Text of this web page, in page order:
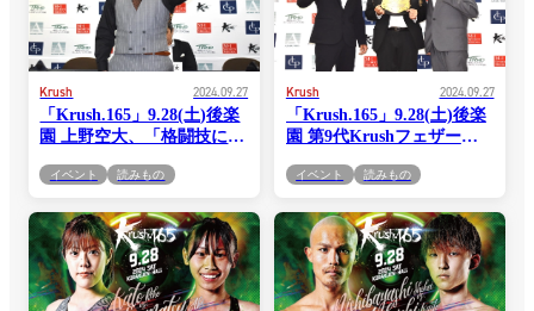
Krush 2024.09.27
「Krush.165」9.28(土)後楽
園 上野空大、「格闘技に
けど、今の自分は100％勝
ンナパー・ウィラサクレッ
ク攻略に自信!!
イベント 読みもの
Krush 2024.09.27
「Krush.165」9.28(土)後楽
園 第9代Krushフェザー級
戦 石田龍大「しっかりレベ
うな試合をしたい」 橋本雷
汰「明日は僕がチャンピオ
ンになって、メインイベン
トぶちかます」
イベント 読みもの